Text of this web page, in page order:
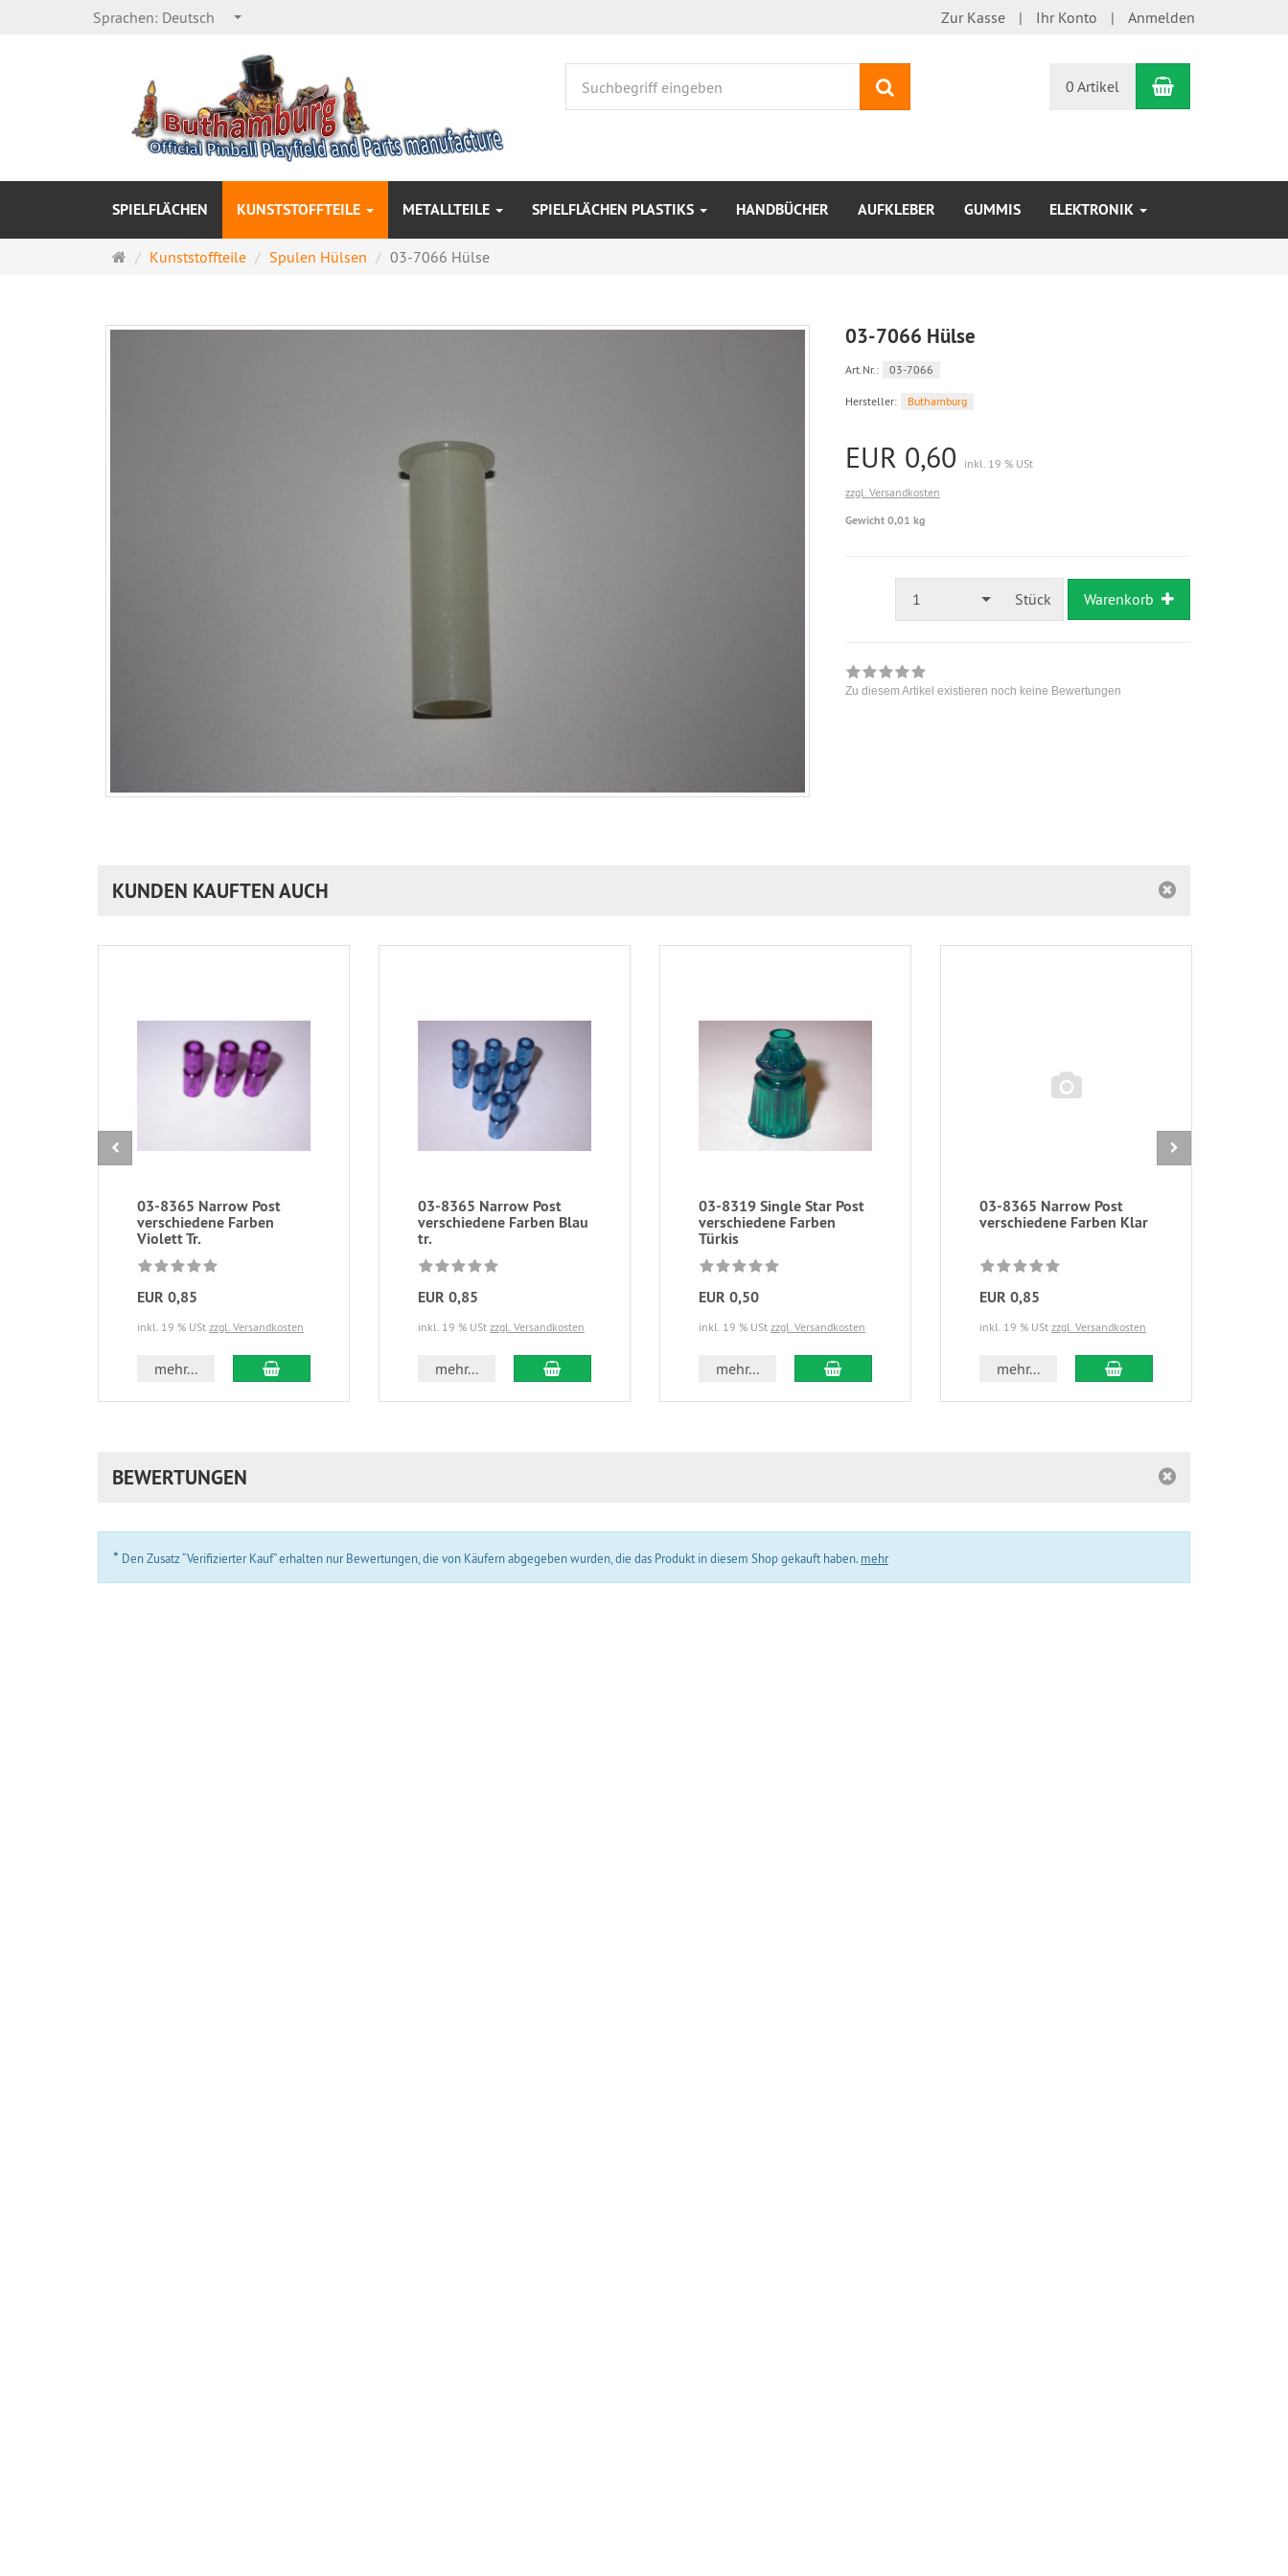
Sprachen: Deutsch Zur Kasse Ihr Konto Anmelden
0 Artikel Warenkorb
SPIELFLÄCHEN KUNSTSTOFFTEILE METALLTEILE SPIELFLÄCHEN PLASTIKS HANDBÜCHER AUFKLEBER GUMMIS ELEKTRONIK
Startseite
Kunststoffteile Spulen Hülsen 03-7066 Hülse
03-7066 Hülse
Art.Nr.: 03-7066
Hersteller: Buthamburg
EUR 0,60
inkl. 19 % USt
zzgl. Versandkosten
Gewicht 0,01 kg
1 Stück Warenkorb
Zu diesem Artikel existieren noch keine Bewertungen
KUNDEN KAUFTEN AUCH
03-8365 Narrow Post
verschiedene Farben
Violett Tr.
EUR 0,85
inkl. 19 % USt zzgl. Versandkosten
mehr... In den Warenkorb
03-8365 Narrow Post
verschiedene Farben Blau
tr.
EUR 0,85
inkl. 19 % USt zzgl. Versandkosten
mehr... In den Warenkorb
03-8319 Single Star Post
verschiedene Farben
Türkis
EUR 0,50
inkl. 19 % USt zzgl. Versandkosten
mehr... In den Warenkorb
03-8365 Narrow Post
verschiedene Farben Klar
EUR 0,85
inkl. 19 % USt zzgl. Versandkosten
mehr... In den Warenkorb
BEWERTUNGEN
* Den Zusatz “Verifizierter Kauf” erhalten nur Bewertungen, die von Käufern abgegeben wurden, die das Produkt in diesem Shop gekauft haben. mehr